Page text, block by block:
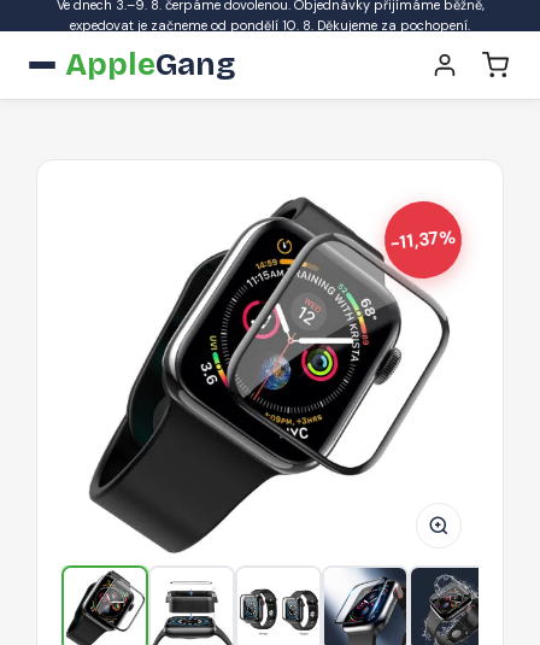
Ve dnech 3.–9. 8. čerpáme dovolenou. Objednávky přijímáme běžně,
expedovat je začneme od pondělí 10. 8. Děkujeme za pochopení.
AppleGang
-11,37%
HOCO
A30
Ochranné
sklo
COVER
0.15mm
pro